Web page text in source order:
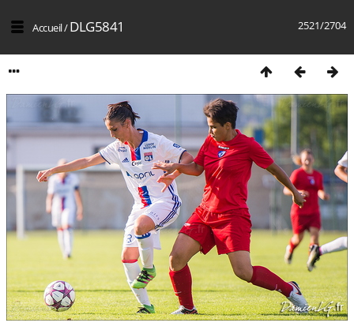
2521/2704
Accueil/DLG5841